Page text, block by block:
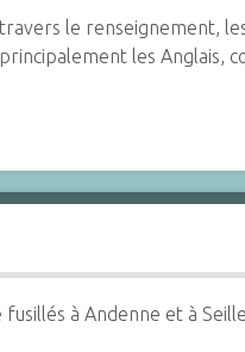
le renseignement,
les Anglais,
à Andenne et à